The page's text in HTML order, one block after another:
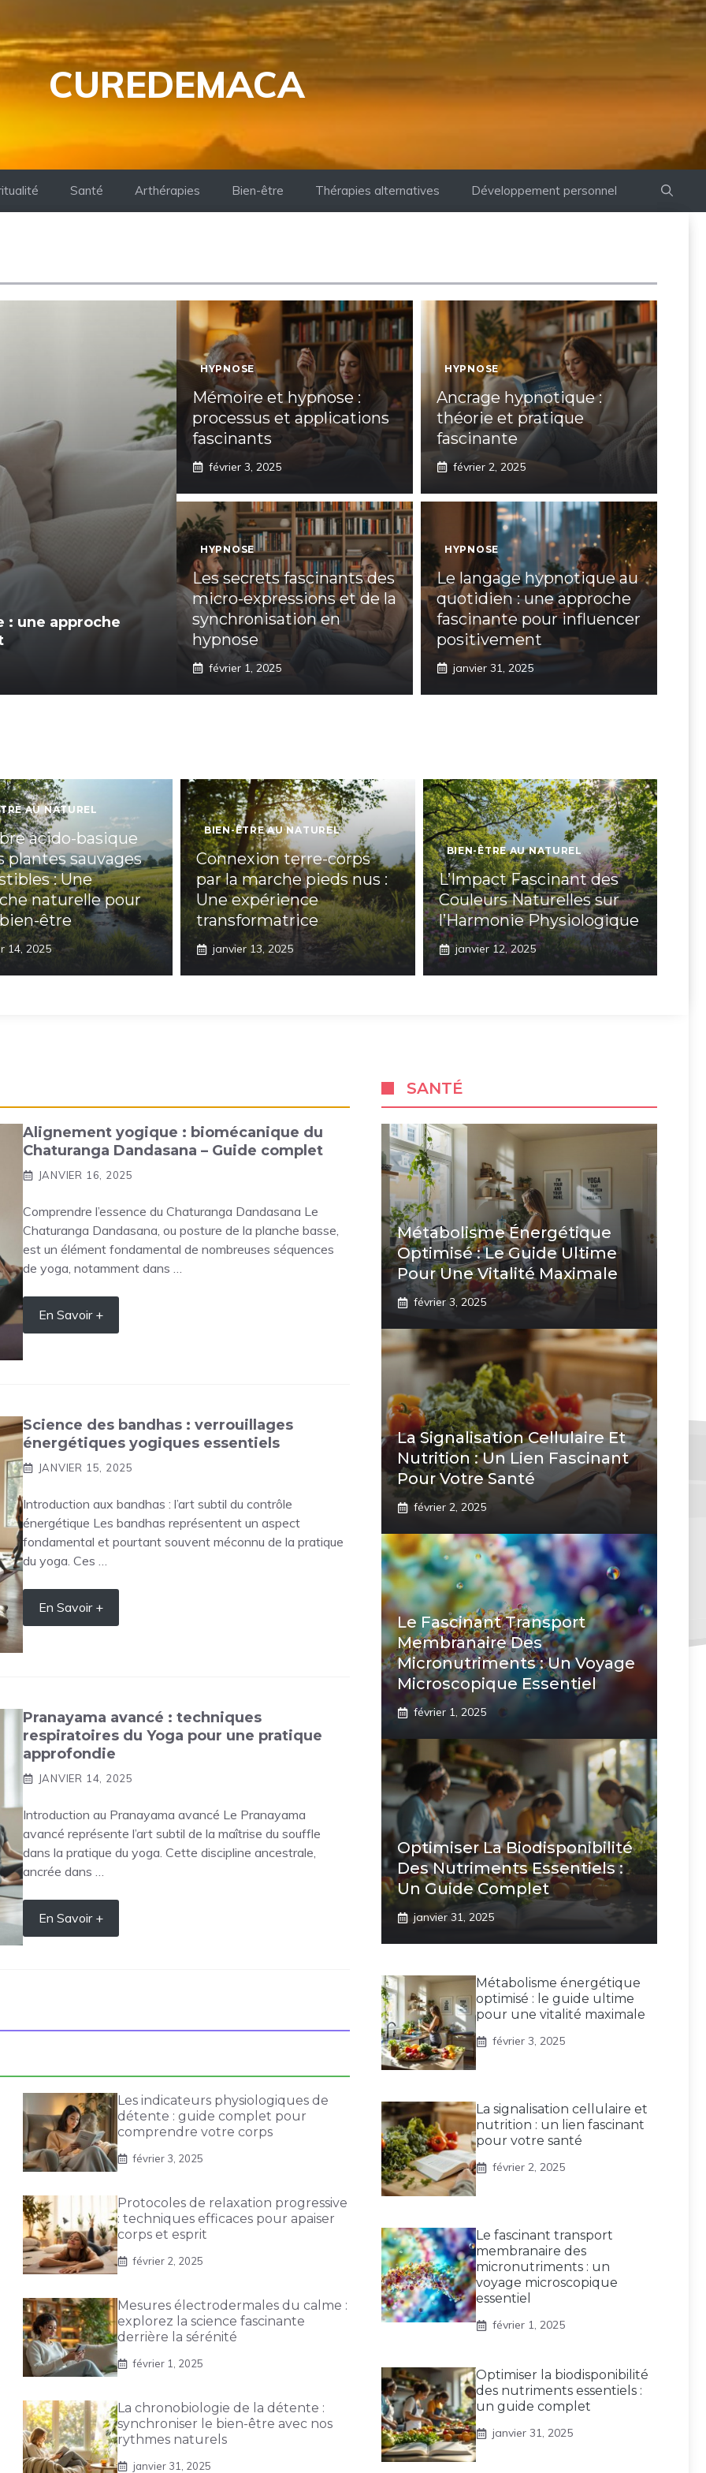
CUREDEMACA
Santé Arthérapies Bien-être Thérapies alternatives Développement personnel
: une approche
HYPNOSE
Mémoire et hypnose :
processus et applications
fascinants
février 3, 2025
HYPNOSE
Ancrage hypnotique :
théorie et pratique
fascinante
février 2, 2025
HYPNOSE
Les secrets fascinants des
micro-expressions et de la
synchronisation en
hypnose
février 1, 2025
HYPNOSE
Le langage hypnotique au
quotidien : une approche
fascinante pour influencer
positivement
janvier 31, 2025
AU NATUREL
acido-basique
plantes sauvages
: Une
naturelle pour
être
14, 2025
BIEN-ÊTRE AU NATUREL
Connexion terre-corps
par la marche pieds nus :
Une expérience
transformatrice
janvier 13, 2025
BIEN-ÊTRE AU NATUREL
L’Impact Fascinant des
Couleurs Naturelles sur
l’Harmonie Physiologique
janvier 12, 2025
Alignement yogique : biomécanique du
Chaturanga Dandasana – Guide complet
JANVIER 16, 2025
Comprendre l’essence du Chaturanga Dandasana Le
Chaturanga Dandasana, ou posture de la planche basse,
est un élément fondamental de nombreuses séquences
de yoga, notamment dans …
En Savoir +
Science des bandhas : verrouillages
énergétiques yogiques essentiels
JANVIER 15, 2025
Introduction aux bandhas : l’art subtil du contrôle
énergétique Les bandhas représentent un aspect
fondamental et pourtant souvent méconnu de la pratique
du yoga. Ces …
En Savoir +
Pranayama avancé : techniques
respiratoires du Yoga pour une pratique
approfondie
JANVIER 14, 2025
Introduction au Pranayama avancé Le Pranayama
avancé représente l’art subtil de la maîtrise du souffle
dans la pratique du yoga. Cette discipline ancestrale,
ancrée dans …
En Savoir +
Les indicateurs physiologiques de
détente : guide complet pour
comprendre votre corps
février 3, 2025
Protocoles de relaxation progressive
: techniques efficaces pour apaiser
corps et esprit
février 2, 2025
Mesures électrodermales du calme :
explorez la science fascinante
derrière la sérénité
février 1, 2025
La chronobiologie de la détente :
synchroniser le bien-être avec nos
rythmes naturels
janvier 31, 2025
SANTÉ
Métabolisme Énergétique
Optimisé : Le Guide Ultime
Pour Une Vitalité Maximale
février 3, 2025
La Signalisation Cellulaire Et
Nutrition : Un Lien Fascinant
Pour Votre Santé
février 2, 2025
Le Fascinant Transport
Membranaire Des
Micronutriments : Un Voyage
Microscopique Essentiel
février 1, 2025
Optimiser La Biodisponibilité
Des Nutriments Essentiels :
Un Guide Complet
janvier 31, 2025
Métabolisme énergétique
optimisé : le guide ultime
pour une vitalité maximale
février 3, 2025
La signalisation cellulaire et
nutrition : un lien fascinant
pour votre santé
février 2, 2025
Le fascinant transport
membranaire des
micronutriments : un
voyage microscopique
essentiel
février 1, 2025
Optimiser la biodisponibilité
des nutriments essentiels :
un guide complet
janvier 31, 2025